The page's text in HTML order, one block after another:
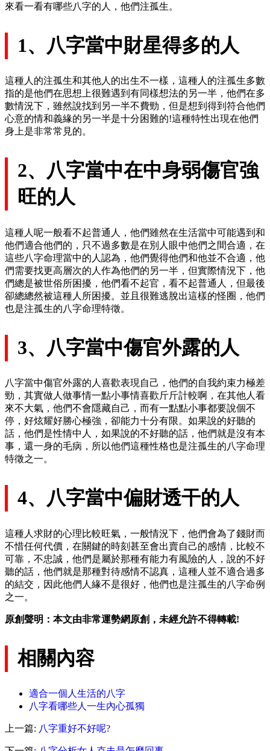
來看一看有哪些八字的人，他們注孤生。
1、八字當中財星得多的人
這種人的注孤生和其他人的出生不一樣，這種人的注孤生多數
指的是他們在思想上很難遇到有同樣想法的另一半，他們在多
數情況下，雖然說找到另一半不費勁，但是想到得到符合他們
心意的情和義緣的另一半是十分困難的!這種特性出現在他們
身上是非常常見的。
2、八字當中在中身弱傷官強
旺的人
這種人呢一般看不起普通人，他們雖然在生活當中可能遇到和
他們適合他們的，只不過多數是在別人眼中他們之間合適，在
這些八字命理當中的人認為，他們覺得他們和他並不合適，他
們需要找更高層次的人作為他們的另一半，但實際情況下，他
們總是被世俗所困擾，他們看不起官，看不起普通人，但最後
卻總總然被這種人所困擾。並且很難逃脫出這樣的怪圈，他們
也是注孤生的八字命理特徵。
3、八字當中傷官外露的人
八字當中傷官外露的人喜歡表現自己，他們的自我約束力極差
勁，其實做人做事情一點小事情喜歡斤斤計較啊，在其他人看
來不大氣，他們不會隱藏自己，而有一點點小事都要說個不
停，好炫耀好勝心極強，卻能力十分有限。如果說的好聽的
話，他們是性情中人，如果說的不好聽的話，他們就是沒有本
事，還一身的毛病，所以他們這種性格也是注孤生的八字命理
特徵之一。
4、八字當中偏財透干的人
這種人求財的心理比較旺氣，一般情況下，他們會為了錢財而
不惜任何代價，在關鍵的時刻甚至會出賣自己的感情，比較不
可靠，不忠誠，他們是屬於那種有能力有風險的人，說的不好
聽的話，他們就是那種對待感情不認真，這種人並不適合過多
的結交，因此他們人緣不是很好，他們也是注孤生的八字命例
之一。
原創聲明：本文由非常運勢網原創，未經允許不得轉載!
相關內容
適合一個人生活的八字
八字看哪些人一生內心孤獨
上一篇: 八字重好不好呢?